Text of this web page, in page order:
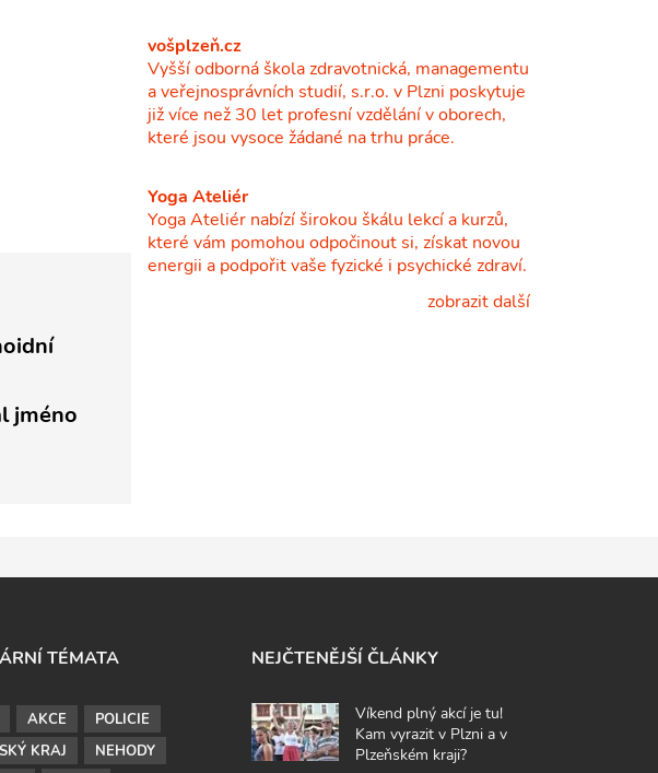
jméno
vošplzeň.cz
Vyšší odborná škola zdravotnická, managementu
a veřejnosprávních studií, s.r.o. v Plzni poskytuje
již více než 30 let profesní vzdělání v oborech,
které jsou vysoce žádané na trhu práce.
Yoga Ateliér
Yoga Ateliér nabízí širokou škálu lekcí a kurzů,
které vám pomohou odpočinout si, získat novou
energii a podpořit vaše fyzické i psychické zdraví.
zobrazit další
TÉMATA
AKCE
POLICIE
KRAJ
NEHODY
NEJČTENĚJŠÍ ČLÁNKY
Víkend plný akcí je tu!
Kam vyrazit v Plzni a v
Plzeňském kraji?